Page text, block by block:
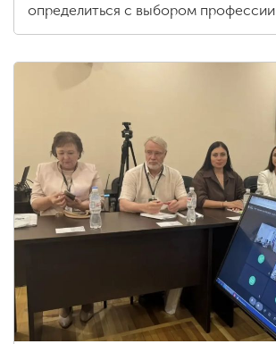
определиться с выбором профессии